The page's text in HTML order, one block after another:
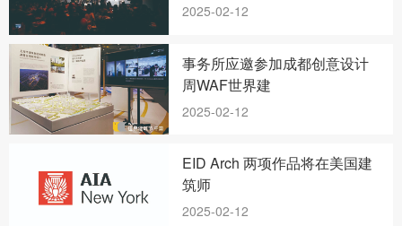
2025-02-12
事务所应邀参加成都创意设计
周WAF世界建
2025-02-12
EID Arch 两项作品将在美国建
筑师
2025-02-12